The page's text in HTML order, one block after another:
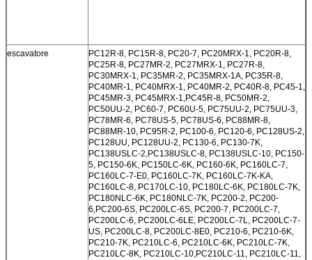
escavatore
PC12R-8, PC15R-8, PC20-7, PC20MRX-1, PC20R-8,
PC25R-8, PC27MR-2, PC27MRX-1, PC27R-8,
PC30MRX-1, PC35MR-2, PC35MRX-1A, PC35R-8,
PC40MR-1, PC40MRX-1, PC40MR-2, PC40R-8, PC45-1,
PC45MR-3, PC45MRX-1,PC45R-8, PC50MR-2,
PC50UU-2, PC60-7, PC60U-5, PC75UU-2, PC75UU-3,
PC78MR-6, PC78US-5, PC78US-6, PC88MR-8,
PC88MR-10, PC95R-2, PC100-6, PC120-6, PC128US-2,
PC128UU, PC128UU-2, PC130-6, PC130-7K,
PC138USLC-2,PC138USLC-8, PC138USLC-10, PC150-
5, PC150-6K, PC150LC-6K, PC160-6K, PC160LC-7,
PC160LC-7-E0, PC160LC-7K, PC160LC-7K-KA,
PC160LC-8, PC170LC-10, PC180LC-6K, PC180LC-7K,
PC180NLC-6K, PC180NLC-7K, PC200-2, PC200-
6,PC200-6S, PC200LC-6S, PC200-7, PC200LC-7,
PC200LC-6, PC200LC-6LE, PC200LC-7L, PC200LC-7-
US, PC200LC-8, PC200LC-8E0, PC210-6, PC210-6K,
PC210-7K, PC210LC-6, PC210LC-6K, PC210LC-7K,
PC210LC-8K, PC210LC-10,PC210LC-11, PC210LC-11,